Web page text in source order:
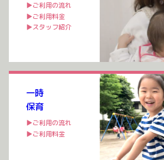
一時
保育
▶ご利用の流れ
▶ご利用料金
▶ご利用の流れ
▶ご利用料金
▶スタッフ紹介